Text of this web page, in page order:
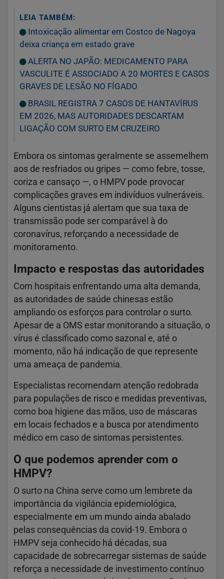
LEIA TAMBÉM:
Intoxicação alimentar em Costco de Nagoya
deixa criança em estado grave
ALERTA NO JAPÃO: MEDICAMENTO PARA
VASCULITE É ASSOCIADO A 20 MORTES E CASOS
GRAVES DE LESÃO NO FÍGADO
BRASIL REGISTRA 7 CASOS DE HANTAVÍRUS
EM 2026, MAS AUTORIDADES DESCARTAM
LIGAÇÃO COM SURTO EM CRUZEIRO
Embora os sintomas geralmente se assemelhem
aos de resfriados ou gripes — como febre, tosse,
coriza e cansaço —, o HMPV pode provocar
complicações graves em indivíduos vulneráveis.
Alguns cientistas já alertam que sua taxa de
transmissão pode ser comparável à do
coronavírus, reforçando a necessidade de
monitoramento.
Impacto e respostas das autoridades
Com hospitais enfrentando uma alta demanda,
as autoridades de saúde chinesas estão
ampliando os esforços para controlar o surto.
Apesar de a OMS estar monitorando a situação, o
vírus é classificado como sazonal e, até o
momento, não há indicação de que represente
uma ameaça de pandemia.
Especialistas recomendam atenção redobrada
para populações de risco e medidas preventivas,
como boa higiene das mãos, uso de máscaras
em locais fechados e a busca por atendimento
médico em caso de sintomas persistentes.
O que podemos aprender com o
HMPV?
O surto na China serve como um lembrete da
importância da vigilância epidemiológica,
especialmente em um mundo ainda abalado
pelas consequências da covid-19. Embora o
HMPV seja conhecido há décadas, sua
capacidade de sobrecarregar sistemas de saúde
reforça a necessidade de investimento contínuo